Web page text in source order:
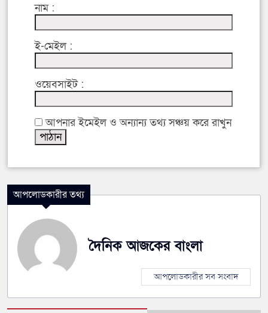
নাম :
ই-মেইল :
ওয়েবসাইট :
আপনার ইমেইল ও অন্যান্য তথ্য সঞ্চয় করে রাখুন
আপলোডকারীর তথ্য
দৈনিক আজকের বাংলা
আপলোডকারীর সব সংবাদ